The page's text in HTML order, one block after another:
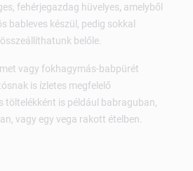
fehérjegazdag hüvelyes, amelyből
bableves készül, pedig sokkal
belőle.
vagy fokhagymás-babpürét
is ízletes megfelelő
töltelékként is például babraguban,
vagy egy vega rakott ételben.